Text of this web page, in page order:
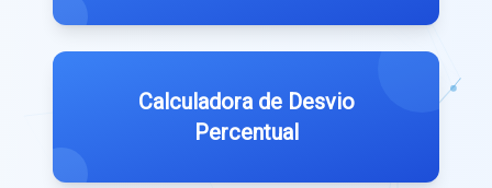
Calculadora de Desvio
Percentual